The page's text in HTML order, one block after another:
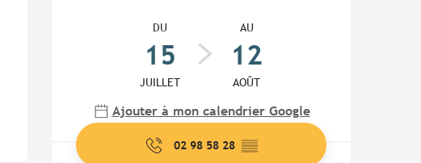
DU
15
JUILLET
AU
12
AOÛT
Ajouter à mon calendrier Google
02 98 58 28 ▒▒